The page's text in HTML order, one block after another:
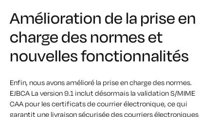
Amélioration de la prise en
charge des normes et
nouvelles fonctionnalités
Enfin, nous avons amélioré la prise en charge des normes.
EJBCA La version 9.1 inclut désormais la validation S/MIME
CAA pour les certificats de courrier électronique, ce qui
garantit une livraison sécurisée des courriers électroniques